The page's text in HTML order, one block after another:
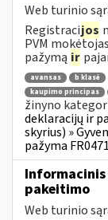
Web turinio
Registracijos
PVM
pažymą ir
avansas b klasė
kaupimo principas
žinyno
deklaracijų ir
skyrius) »
pažyma
Informacinis
pakeitimo
Web turinio